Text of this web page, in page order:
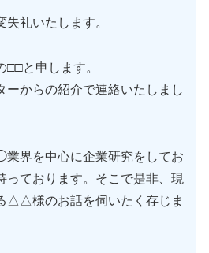
礼いたします。
□□と申します。
ーからの紹介で連絡いたしまし
界を中心に企業研究をしてお
っております。そこで是非、現
△△様のお話を伺いたく存じま